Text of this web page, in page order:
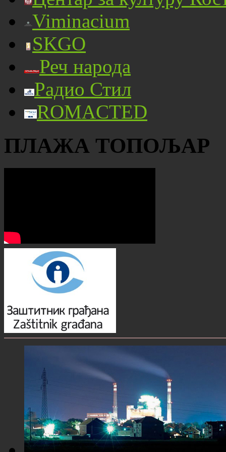
Viminacium
SKGO
Реч народа
Радио Стил
ROMACTED
ПЛАЖА ТОПОЉАР